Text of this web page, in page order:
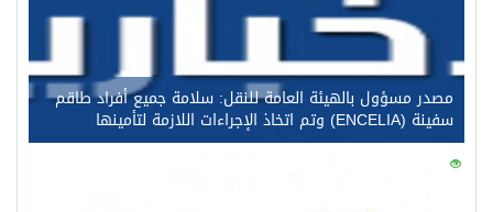
مصدر مسؤول بالهيئة العامة للنقل: سلامة جميع أفراد طاقم
سفينة (ENCELIA) وتم اتخاذ الإجراءات اللازمة لتأمينها
101